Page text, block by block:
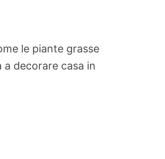
le piante grasse
decorare casa in